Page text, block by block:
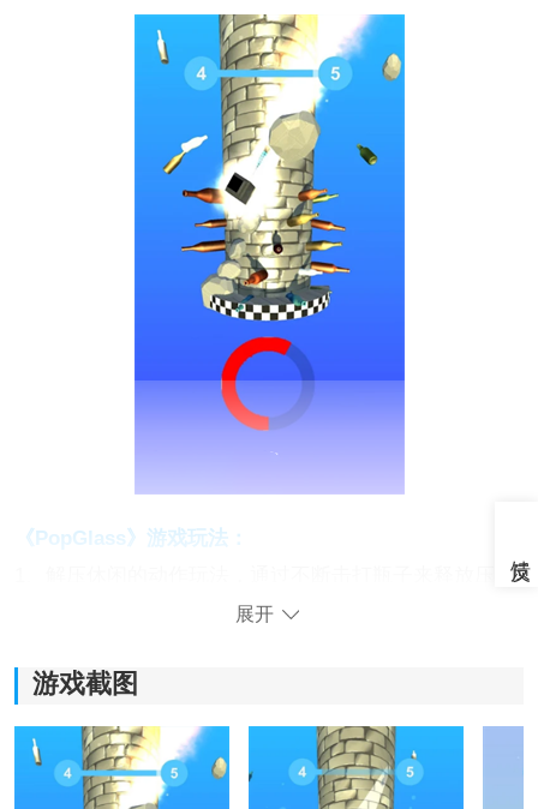
《PopGlass》游戏玩法：
愉悦地享受游戏过程。
2、灵活的操作锤子，通过自由滑动屏幕来控制锤子的移
动和击打力度，让玩家感受到真实的操作乐趣。
3、考验操作和反应力的障碍物，岩石等障碍物的出现需
要玩家快速反应并调整锤子的位置，增加游戏挑战性。
展开
游戏截图